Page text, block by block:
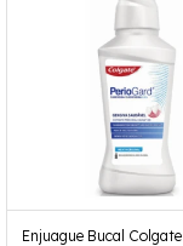
Enjuague Bucal Colgate